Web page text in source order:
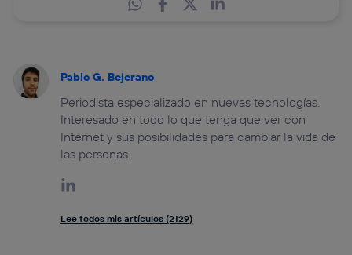
Pablo G. Bejerano
Periodista especializado en nuevas tecnologías.
Interesado en todo lo que tenga que ver con
Internet y sus posibilidades para cambiar la vida de
las personas.
Lee todos mis artículos (2129)